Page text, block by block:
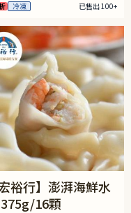
冷凍 已售出 100+
宏裕行】澎湃海鮮水
16顆